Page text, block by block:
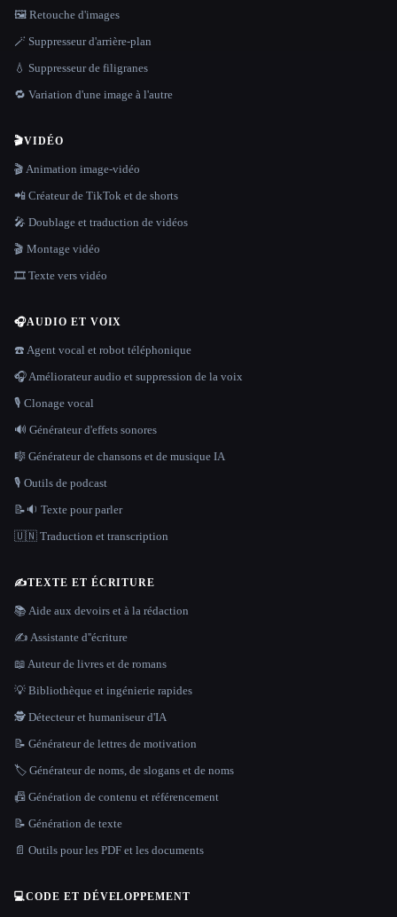
🖼️ Retouche d'images
🪄 Suppresseur d'arrière-plan
💧 Suppresseur de filigranes
🔁 Variation d'une image à l'autre
🎬VIDÉO
🎬 Animation image-vidéo
📲 Créateur de TikTok et de shorts
🎤 Doublage et traduction de vidéos
🎬 Montage vidéo
🎞️ Texte vers vidéo
🎧AUDIO ET VOIX
☎️ Agent vocal et robot téléphonique
🎧 Améliorateur audio et suppression de la voix
🎙️ Clonage vocal
🔊 Générateur d'effets sonores
🎼 Générateur de chansons et de musique IA
🎙️ Outils de podcast
📝🔉 Texte pour parler
🇺🇳 Traduction et transcription
✍️TEXTE ET ÉCRITURE
📚 Aide aux devoirs et à la rédaction
✍️ Assistante d''écriture
📖 Auteur de livres et de romans
💡 Bibliothèque et ingénierie rapides
🕵️ Détecteur et humaniseur d'IA
📝 Générateur de lettres de motivation
🏷️ Générateur de noms, de slogans et de noms
📠 Génération de contenu et référencement
📝 Génération de texte
📄 Outils pour les PDF et les documents
💻CODE ET DÉVELOPPEMENT